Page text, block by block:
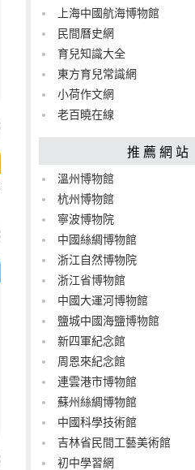
上海中國航海博物館
民間曆史網
育兒知識大全
東方育兒常識網
小荷作文網
老百曉在線
推薦網站
溫州博物館
杭州博物館
寧波博物院
中國絲綢博物館
浙江自然博物院
浙江省博物館
中國大運河博物館
鹽城中國海鹽博物館
新四軍紀念館
周恩來紀念館
連雲港市博物館
蘇州絲綢博物館
中國科學技術館
吉林省民間工藝美術館
初中學習網